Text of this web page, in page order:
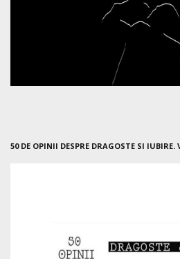
50 DE OPINII DESPRE DRAGOSTE SI IUBIRE.